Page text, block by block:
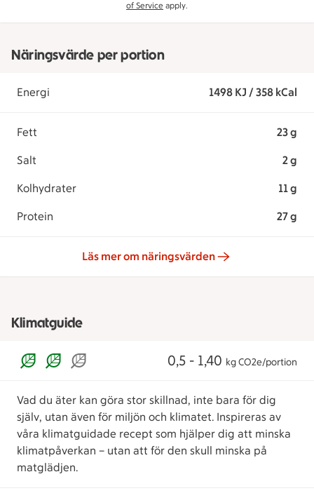
of Service apply.
Näringsvärde per portion
Energi 1498 KJ / 358 kCal
Fett 23 g
Salt 2 g
Kolhydrater 11 g
Protein 27 g
Läs mer om näringsvärden
Klimatguide
0,5 - 1,40 kg CO2e/portion
Vad du äter kan göra stor skillnad, inte bara för dig
själv, utan även för miljön och klimatet. Inspireras av
våra klimatguidade recept som hjälper dig att minska
klimatpåverkan – utan att för den skull minska på
matglädjen.